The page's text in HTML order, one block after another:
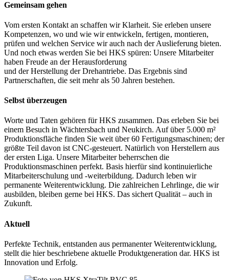
Gemeinsam gehen
Vom ersten Kontakt an schaffen wir Klarheit. Sie erleben unsere
Kompetenzen, wo und wie wir entwickeln, fertigen, montieren,
prüfen und welchen Service wir auch nach der Auslieferung bieten.
Und noch etwas werden Sie bei HKS spüren: Unsere Mitarbeiter
haben Freude an der Herausforderung
und der Herstellung der Drehantriebe. Das Ergebnis sind
Partnerschaften, die seit mehr als 50 Jahren bestehen.
Selbst überzeugen
Worte und Taten gehören für HKS zusammen. Das erleben Sie bei
einem Besuch in Wächtersbach und Neukirch. Auf über 5.000 m²
Produktionsfläche finden Sie weit über 60 Fertigungsmaschinen; der
größte Teil davon ist CNC-gesteuert. Natürlich von Herstellern aus
der ersten Liga. Unsere Mitarbeiter beherrschen die
Produktionsmaschinen perfekt. Basis hierfür sind kontinuierliche
Mitarbeiterschulung und -weiterbildung. Dadurch leben wir
permanente Weiterentwicklung. Die zahlreichen Lehrlinge, die wir
ausbilden, bleiben gerne bei HKS. Das sichert Qualität – auch in
Zukunft.
Aktuell
Perfekte Technik, entstanden aus permanenter Weiterentwicklung,
stellt die hier beschriebene aktuelle Produktgeneration dar. HKS ist
Innovation und Erfolg.